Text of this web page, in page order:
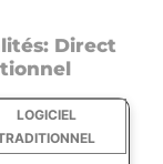
Direct
LOGICIEL